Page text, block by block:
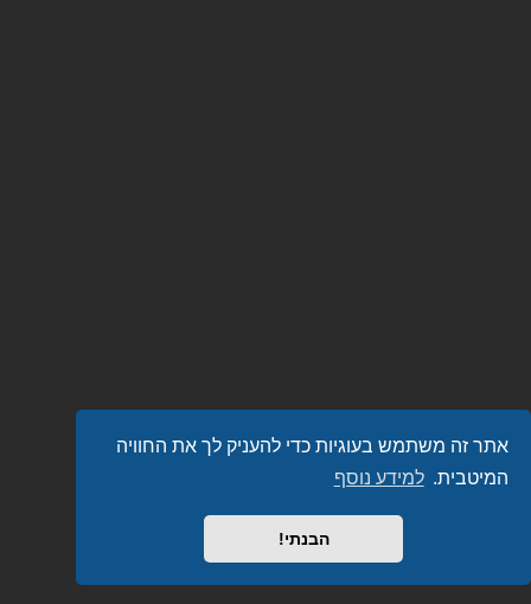
אתר זה משתמש בעוגיות כדי להעניק לך את החוויה
המיטבית. למידע נוסף
הבנתי!